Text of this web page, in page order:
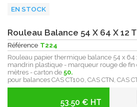
EN STOCK
Rouleau Balance 54 X 64 X 12
Référence T224
Rouleau papier thermique balance 54 x 64
mandrin plastique - marqueur rouge de fin
mètres - carton de 50.
pour balances CAS CT100, CAS CTN, CAS
53.50 € HT